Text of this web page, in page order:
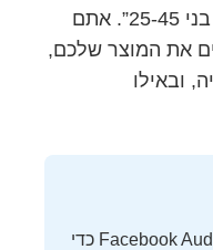
שהלקוחות שלכם הם “גברים בני 25-45”. אתם
את המוצר שלכם,
ובאילו
השתמשו בכלי Facebook Audience Insights כדי